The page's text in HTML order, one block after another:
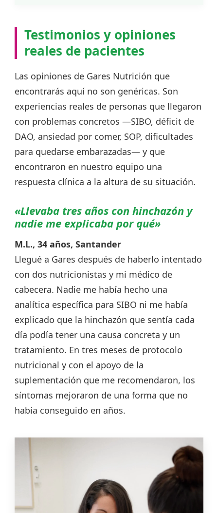
Testimonios y opiniones
reales de pacientes
Las opiniones de Gares Nutrición que
encontrarás aquí no son genéricas. Son
experiencias reales de personas que llegaron
con problemas concretos —SIBO, déficit de
DAO, ansiedad por comer, SOP, dificultades
para quedarse embarazadas— y que
encontraron en nuestro equipo una
respuesta clínica a la altura de su situación.
«Llevaba tres años con hinchazón y
nadie me explicaba por qué»
M.L., 34 años, Santander
Llegué a Gares después de haberlo intentado
con dos nutricionistas y mi médico de
cabecera. Nadie me había hecho una
analítica específica para SIBO ni me había
explicado que la hinchazón que sentía cada
día podía tener una causa concreta y un
tratamiento. En tres meses de protocolo
nutricional y con el apoyo de la
suplementación que me recomendaron, los
síntomas mejoraron de una forma que no
había conseguido en años.